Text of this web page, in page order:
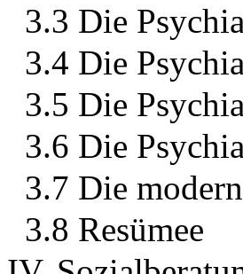
3.3 Die
3.4 Die
3.5 Die
3.6 Die
3.7 Die
3.8 Resümee